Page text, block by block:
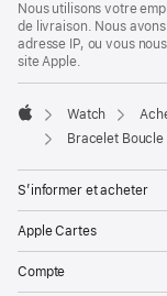
Nous utilisons votre
de livraison. Nous
adresse IP, ou vous
site Apple.
Apple
Watch
Bracelet
S’informer et acheter
Apple Cartes
Compte